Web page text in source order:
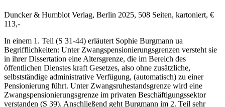
Duncker & Humblot Verlag, Berlin 2025, 508 Seiten, kartoniert, €
113,-
In einem 1. Teil (S 31-44) erläutert Sophie Burgmann ua
Begrifflichkeiten: Unter Zwangspensionierungsgrenzen versteht sie
in ihrer Dissertation eine Altersgrenze, die im Bereich des
öffentlichen Dienstes kraft Gesetzes, also ohne zusätzliche,
selbstständige administrative Verfügung, (automatisch) zu einer
Pensionierung führt. Unter Zwangsruhestandsgrenze wird eine
Zwangspensionierungsgrenze im privaten Beschäftigungssektor
verstanden (S 39). Anschließend geht Burgmann im 2. Teil sehr